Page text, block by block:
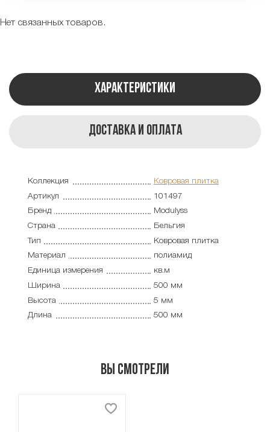
Нет связанных товаров.
Характеристики
Доставка и оплата
Коллекция
Ковровая плитка
Артикул
101497
Бренд
Modulyss
Страна
Бельгия
Тип
Ковровая плитка
Материал
полиамид
Единица измерения
кв.м
Ширина
500 мм
Высота
5 мм
Длина
500 мм
Вы смотрели